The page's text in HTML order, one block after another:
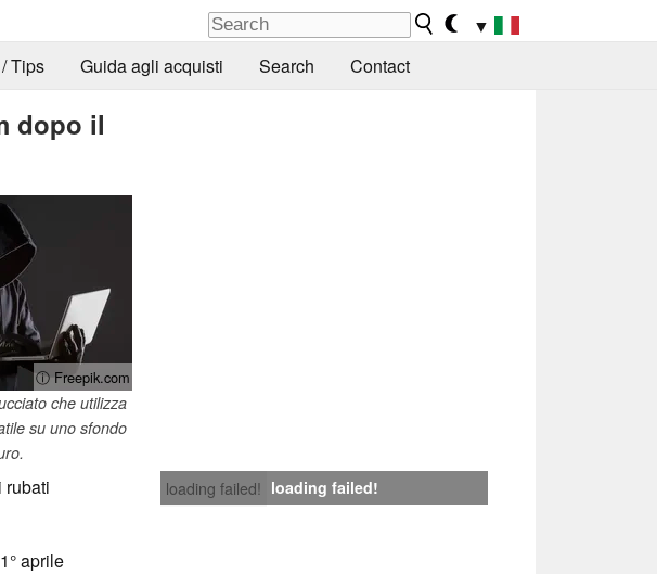
▼
Tips Guida agli acquisti Search Contact
dopo il
ⓘ Freepik.com
che utilizza
su uno sfondo
loading failed! loading failed!
rubati
aprile